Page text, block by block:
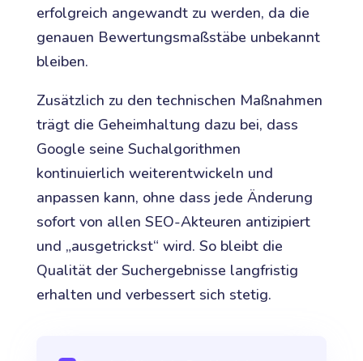
erfolgreich angewandt zu werden, da die
genauen Bewertungsmaßstäbe unbekannt
bleiben.
Zusätzlich zu den technischen Maßnahmen
trägt die Geheimhaltung dazu bei, dass
Google seine Suchalgorithmen
kontinuierlich weiterentwickeln und
anpassen kann, ohne dass jede Änderung
sofort von allen SEO-Akteuren antizipiert
und „ausgetrickst“ wird. So bleibt die
Qualität der Suchergebnisse langfristig
erhalten und verbessert sich stetig.